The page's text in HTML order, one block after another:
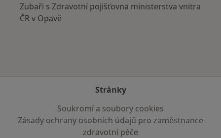
Zubaři s Zdravotní pojišťovna ministerstva vnitra
ČR v Opavě
Stránky
Soukromí a soubory cookies
Zásady ochrany osobních údajů pro zaměstnance
zdravotní péče